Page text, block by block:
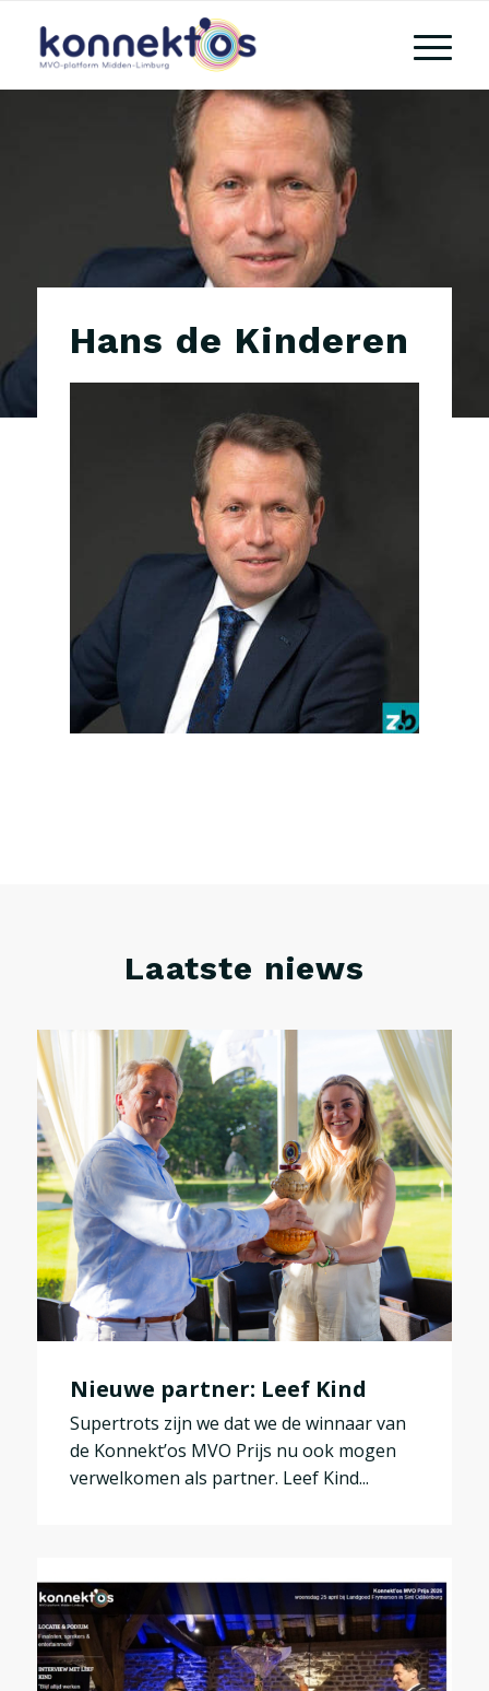
Hans de Kinderen
Laatste niews
Nieuwe partner: Leef Kind
Supertrots zijn we dat we de winnaar van
de Konnekt’os MVO Prijs nu ook mogen
verwelkomen als partner. Leef Kind...